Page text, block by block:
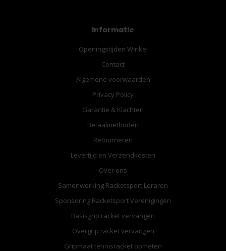
Informatie
Openingstijden Winkel
Contact
Algemene voorwaarden
Privacy Policy
Garantie & Klachten
Betaalmethoden
Retourneren
Levertijd en Verzendkosten
Over ons
Samenwerking Racketsport Leraren
Sponsoring Racketsport Verenigingen
Basisgrip racket vervangen
Overgrip racket vervangen
Gripmaat tennisracket opmeten